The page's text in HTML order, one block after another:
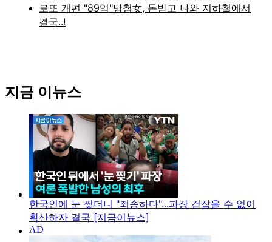
지금 이뉴스
한국인에 눈 찢더니 "죄송하다"...파장 걷잡을 수 없이
확산하자 결국 [지금이뉴스]